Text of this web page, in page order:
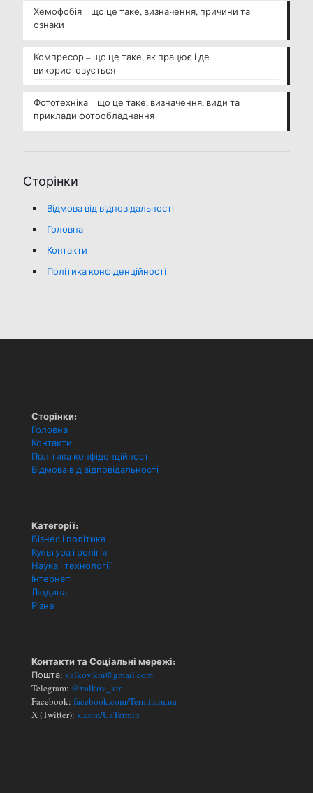
Хемофобія – що це таке, визначення, причини та
ознаки
Компресор – що це таке, як працює і де
використовується
Фототехніка – що це таке, визначення, види та
приклади фотообладнання
Сторінки
Відмова від відповідальності
Головна
Контакти
Політика конфіденційності
Сторінки:
Головна
Контакти
Політика конфіденційності
Відмова від відповідальності
Категорії:
Бізнес і політика
Культура і релігія
Наука і технології
Інтернет
Людина
Різне
Контакти та Соціальні мережі:
Пошта: valkov.km@gmail.com
Telegram: @valkov_km
Facebook: facebook.com/Termin.in.ua
X (Twitter): x.com/UaTermin